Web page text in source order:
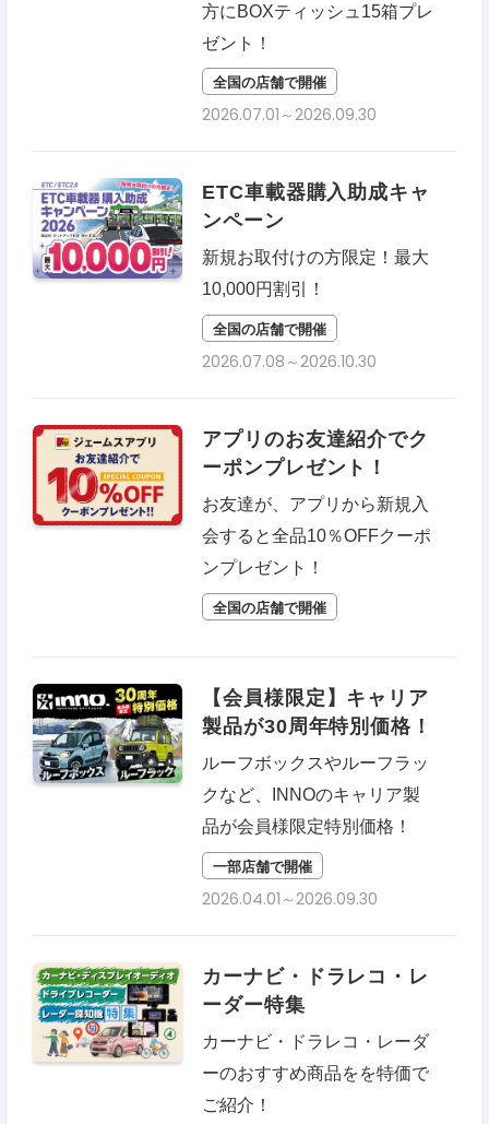
方にBOXティッシュ15箱プレ
ゼント！
全国の店舗で開催
2026.07.01～2026.09.30
ETC車載器購入助成キャ
ンペーン
新規お取付けの方限定！最大
10,000円割引！
全国の店舗で開催
2026.07.08～2026.10.30
アプリのお友達紹介でク
ーポンプレゼント！
お友達が、アプリから新規入
会すると全品10％OFFクーポ
ンプレゼント！
全国の店舗で開催
【会員様限定】キャリア
製品が30周年特別価格！
ルーフボックスやルーフラッ
クなど、INNOのキャリア製
品が会員様限定特別価格！
一部店舗で開催
2026.04.01～2026.09.30
カーナビ・ドラレコ・レ
ーダー特集
カーナビ・ドラレコ・レーダ
ーのおすすめ商品をを特価で
ご紹介！